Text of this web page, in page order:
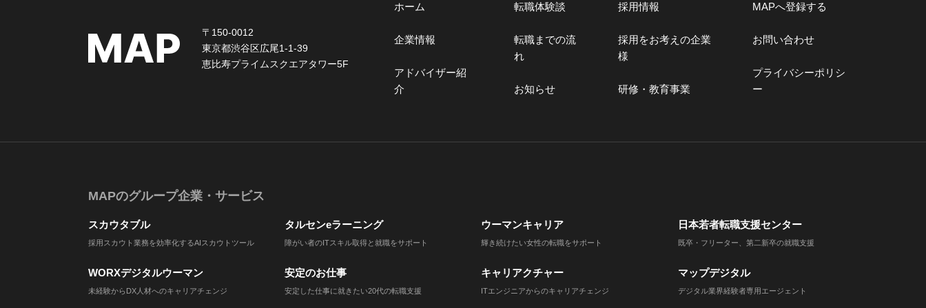
ホーム
企業情報
アドバイザー紹
介
転職体験談
転職までの流
れ
お知らせ
採用情報
採用をお考えの企業
様
研修・教育事業
MAPへ登録する
お問い合わせ
プライバシーポリシ
ー
〒150-0012
東京都渋谷区広尾1-1-39
恵比寿プライムスクエアタワー5F
MAPのグループ企業・サービス
スカウタブル
採用スカウト業務を効率化するAIスカウトツール
タルセンeラーニング
障がい者のITスキル取得と就職をサポート
ウーマンキャリア
輝き続けたい女性の転職をサポート
日本若者転職支援センター
既卒・フリーター、第二新卒の就職支援
WORXデジタルウーマン
未経験からDX人材へのキャリアチェンジ
安定のお仕事
安定した仕事に就きたい20代の転職支援
キャリアクチャー
ITエンジニアからのキャリアチェンジ
マップデジタル
デジタル業界経験者専用エージェント